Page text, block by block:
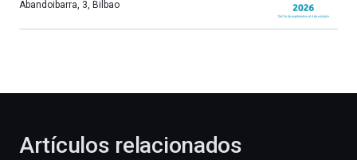
más,
celebración
Abandoibarra, 3, Bilbao
Artículos relacionados